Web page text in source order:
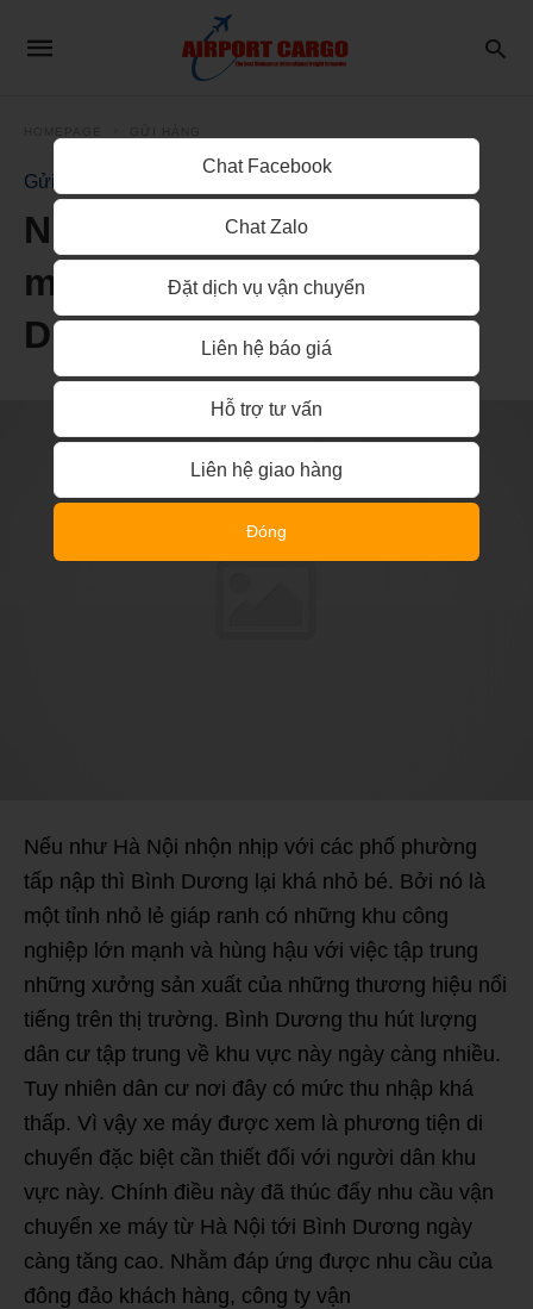
Gửi Hàng
Nhận vận chuyển gửi xe
máy từ Hà Nội đi về Bình
Dương
Nếu như Hà Nội nhộn nhịp với các phố phường
tấp nập thì Bình Dương lại khá nhỏ bé. Bởi nó là
một tỉnh nhỏ lẻ giáp ranh có những khu công
nghiệp lớn mạnh và hùng hậu với việc tập trung
những xưởng sản xuất của những thương hiệu nổi
tiếng trên thị trường. Bình Dương thu hút lượng
dân cư tập trung về khu vực này ngày càng nhiều.
Tuy nhiên dân cư nơi đây có mức thu nhập khá
thấp. Vì vậy xe máy được xem là phương tiện di
chuyển đặc biệt cần thiết đối với người dân khu
vực này. Chính điều này đã thúc đẩy nhu cầu vận
chuyển xe máy từ Hà Nội tới Bình Dương ngày
càng tăng cao. Nhằm đáp ứng được nhu cầu của
đông đảo khách hàng, công ty vận
Chat Facebook
Chat Zalo
Đặt dịch vụ vận chuyển
Liên hệ báo giá
Hỗ trợ tư vấn
Liên hệ giao hàng
Đóng